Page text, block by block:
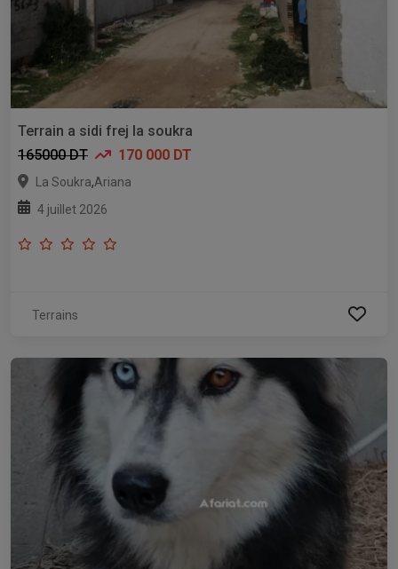
Terrain a sidi frej la soukra
165000 DT
170 000 DT
La Soukra,Ariana
4 juillet 2026
Terrains